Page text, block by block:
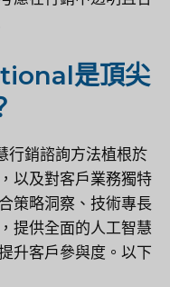
是頂尖
行銷諮詢方法植根於
以及對客戶業務獨特
策略洞察、技術專長
提供全面的人工智慧
升客戶參與度。以下